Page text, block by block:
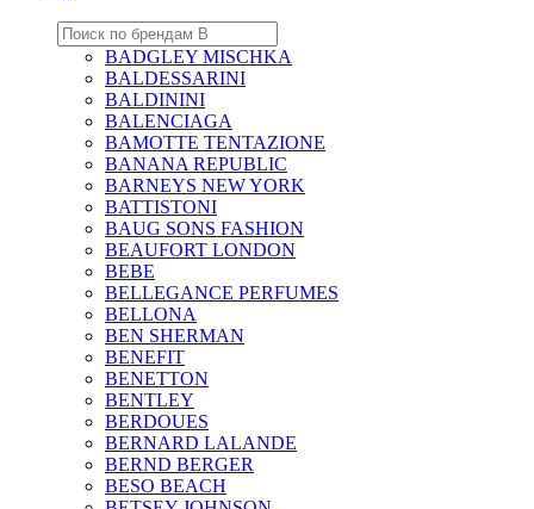
BADGLEY MISCHKA
BALDESSARINI
BALDININI
BALENCIAGA
BAMOTTE TENTAZIONE
BANANA REPUBLIC
BARNEYS NEW YORK
BATTISTONI
BAUG SONS FASHION
BEAUFORT LONDON
BEBE
BELLEGANCE PERFUMES
BELLONA
BEN SHERMAN
BENEFIT
BENETTON
BENTLEY
BERDOUES
BERNARD LALANDE
BERND BERGER
BESO BEACH